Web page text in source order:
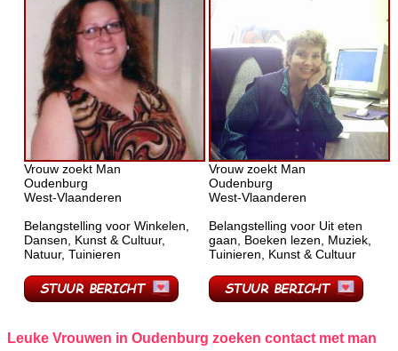
Vrouw zoekt Man
Oudenburg
West-Vlaanderen
Belangstelling voor Winkelen,
Dansen, Kunst & Cultuur,
Natuur, Tuinieren
Vrouw zoekt Man
Oudenburg
West-Vlaanderen
Belangstelling voor Uit eten
gaan, Boeken lezen, Muziek,
Tuinieren, Kunst & Cultuur
Leuke Vrouwen in Oudenburg zoeken contact met man